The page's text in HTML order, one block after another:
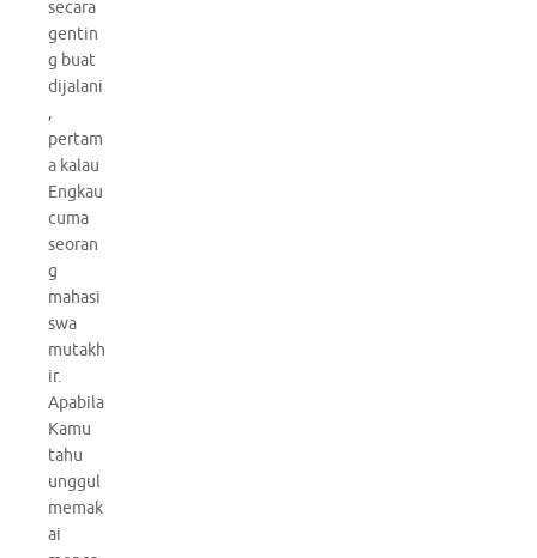
secara
gentin
g buat
dijalani
,
pertam
a kalau
Engkau
cuma
seoran
g
mahasi
swa
mutakh
ir.
Apabila
Kamu
tahu
unggul
memak
ai